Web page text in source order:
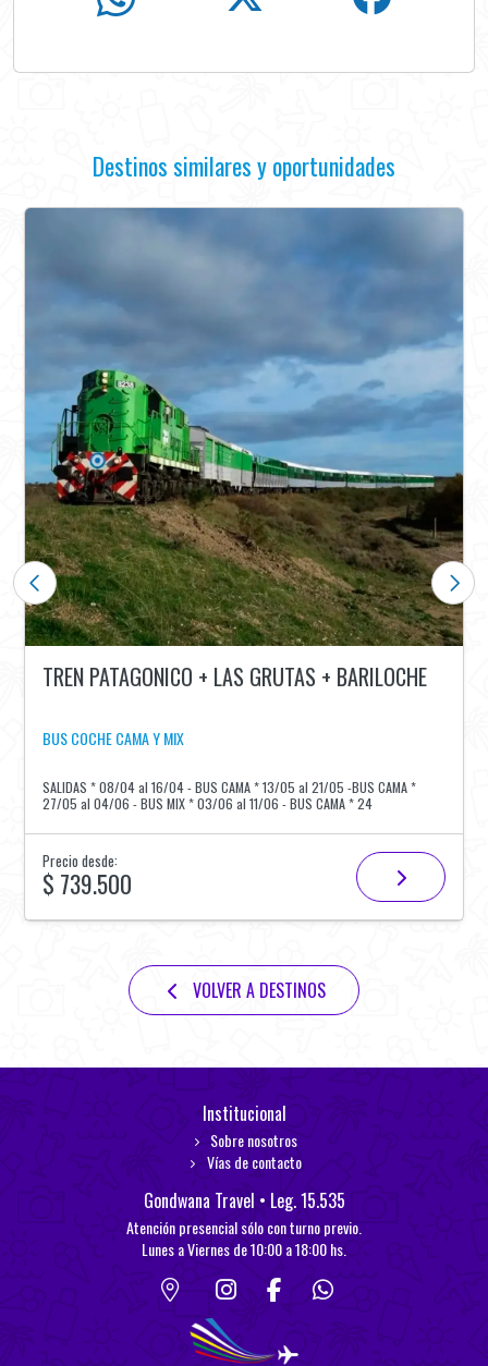
Destinos similares y oportunidades
TREN PATAGONICO + LAS GRUTAS + BARILOCHE
BUS COCHE CAMA Y MIX
SALIDAS * 08/04 al 16/04 - BUS CAMA * 13/05 al 21/05 -BUS CAMA *
27/05 al 04/06 - BUS MIX * 03/06 al 11/06 - BUS CAMA * 24
Precio desde:
$ 739.500
VOLVER A DESTINOS
Institucional
Sobre nosotros
Vías de contacto
Gondwana Travel • Leg. 15.535
Atención presencial sólo con turno previo.
Lunes a Viernes de 10:00 a 18:00 hs.